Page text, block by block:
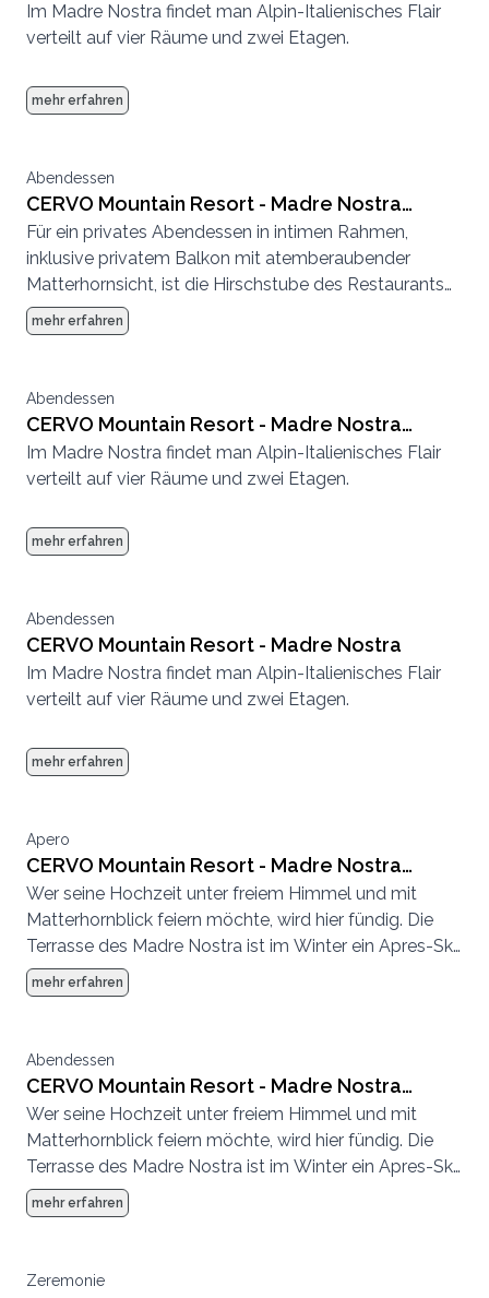
grosse Stube
Im Madre Nostra findet man Alpin-Italienisches Flair
verteilt auf vier Räume und zwei Etagen.
mehr erfahren
Abendessen
CERVO Mountain Resort - Madre Nostra
Hirschstube
Für ein privates Abendessen in intimen Rahmen,
inklusive privatem Balkon mit atemberaubender
Matterhornsicht, ist die Hirschstube des Restaurants
Madre Nostra der perfekte Ort.
mehr erfahren
Abendessen
CERVO Mountain Resort - Madre Nostra
Rehstube
Im Madre Nostra findet man Alpin-Italienisches Flair
verteilt auf vier Räume und zwei Etagen.
mehr erfahren
Abendessen
CERVO Mountain Resort - Madre Nostra
Im Madre Nostra findet man Alpin-Italienisches Flair
verteilt auf vier Räume und zwei Etagen.
mehr erfahren
Apero
CERVO Mountain Resort - Madre Nostra
Terrasse
Wer seine Hochzeit unter freiem Himmel und mit
Matterhornblick feiern möchte, wird hier fündig. Die
Terrasse des Madre Nostra ist im Winter ein Apres-Ski
Hotspot und im Sommer eine entspannte
Sonnenterrasse.
mehr erfahren
Abendessen
CERVO Mountain Resort - Madre Nostra
Terrasse
Wer seine Hochzeit unter freiem Himmel und mit
Matterhornblick feiern möchte, wird hier fündig. Die
Terrasse des Madre Nostra ist im Winter ein Apres-Ski
Hotspot und im Sommer eine entspannte
Sonnenterrasse.
mehr erfahren
Zeremonie